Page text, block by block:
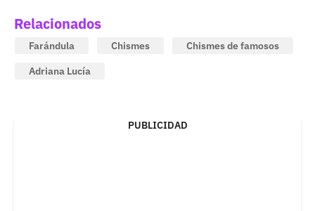
Relacionados
Farándula Chismes
Chismes de famosos
Adriana Lucía
PUBLICIDAD